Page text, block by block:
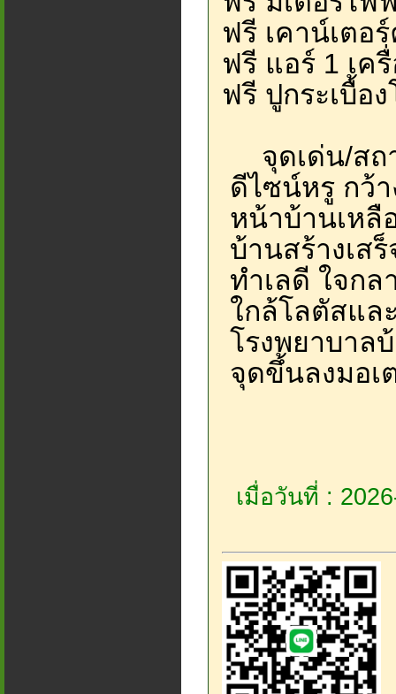
ฟรี เคาน์เตอ
ฟรี แอร์ 1 เค
ฟรี ปูกระเบื้อง
จุดเด่น/สถ
ดีไซน์หรู กว้า
หน้าบ้านเหลื
บ้านสร้างเส
ทำเลดี ใจกล
ใกล้โลตัสแล
โรงพยาบาล
จุดขึ้นลงมอเ
เมื่อวันที่ :